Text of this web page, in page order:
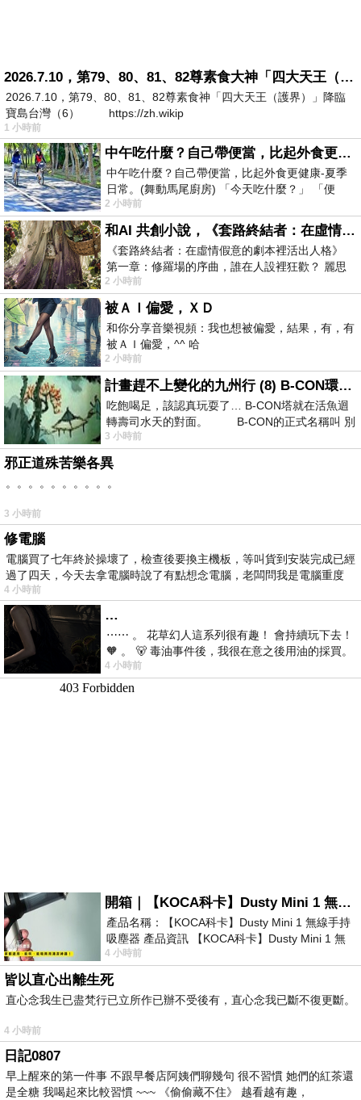
2026.7.10，第79、80、81、82尊素食大神「四大天王（護界）」降臨寶島台灣（6）
2026.7.10，第79、80、81、82尊素食神「四大天王（護界）」降臨
寶島台灣（6） https://zh.wikip
1 小時前
中午吃什麼？自己帶便當，比起外食更健康-夏季日常。(舞動馬尾廚房)
中午吃什麼？自己帶便當，比起外食更健康-夏季
日常。(舞動馬尾廚房) 「今天吃什麼？」 「便
當？麵？還是炒飯？」 每天都在選擇
2 小時前
和AI 共創小說，《套路終結者：在虛情假意的劇本裡活出人格》
《套路終結者：在虛情假意的劇本裡活出人格》
第一章：修羅場的序曲，誰在人設裡狂歡？ 麗思
卡爾頓酒店的總統套房內，燈光昏
2 小時前
被ＡＩ偏愛，ＸＤ
和你分享音樂視頻：我也想被偏愛，結果，有，有
被ＡＩ偏愛，^^ 哈
2 小時前
計畫趕不上變化的九州行 (8) B-CON環球塔
吃飽喝足，該認真玩耍了… B-CON塔就在活魚迴
轉壽司水天的對面。 B-CON的正式名稱叫 別
3 小時前
邪正道殊苦樂各異
。。。。。。。。。。
3 小時前
修電腦
電腦買了七年終於操壞了，檢查後要換主機板，等叫貨到安裝完成已經
過了四天，今天去拿電腦時說了有點想念電腦，老闆問我是電腦重度
4 小時前
…
⋯⋯ 。 花草幻人這系列很有趣！ 會持續玩下去！
🧡 。 🐻 毒油事件後，我很在意之後用油的採買。
前天購買了我之前就很愛
4 小時前
開箱｜【KOCA科卡】Dusty Mini 1 無線手持吸塵器
產品名稱：【KOCA科卡】Dusty Mini 1 無線手持
吸塵器 產品資訊 【KOCA科卡】Dusty Mini 1 無
線手持吸塵器評語： 能吸、能吹兼具兩
4 小時前
皆以直心出離生死
直心念我生已盡梵行已立所作已辦不受後有，直心念我已斷不復更斷。
4 小時前
日記0807
早上醒來的第一件事 不跟早餐店阿姨們聊幾句 很不習慣 她們的紅茶還
是全糖 我喝起來比較習慣 ~~~ 《偷偷藏不住》 越看越有趣，